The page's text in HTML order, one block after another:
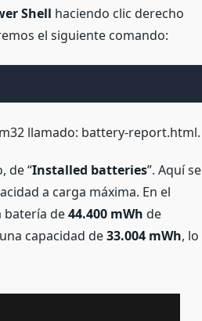
Shell haciendo clic derecho
el siguiente comando:
llamado: battery-report.html.
de “Installed batteries”. Aquí se
a carga máxima. En el
batería de44.400 mWh de
capacidad de33.004 mWh, lo